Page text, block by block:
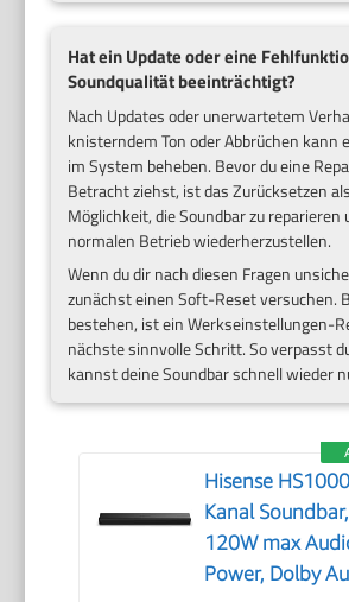
Hat ein Update oder eine
Soundqualität beeinträchtigt?
Nach Updates oder unerwartetem
knisterndem Ton oder Abbrüchen kann
im System beheben. Bevor du eine
Betracht ziehst, ist das Zurücksetzen
Möglichkeit, die Soundbar zu reparieren
normalen Betrieb wiederherzustellen.
Wenn du dir nach diesen Fragen
zunächst einen Soft-Reset versuchen.
bestehen, ist ein Werkseinstellungen-
nächste sinnvolle Schritt. So verpasst
kannst deine Soundbar schnell wieder
Hisense
Kanal Soundbar,
120W max
Power, Dolby